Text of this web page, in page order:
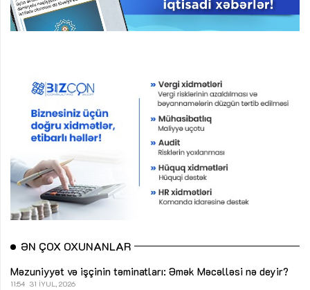
ƏN ÇOX OXUNANLAR
Məzuniyyət və işçinin təminatları: Əmək Məcəlləsi nə deyir?
11:54 31 İYUL, 2026